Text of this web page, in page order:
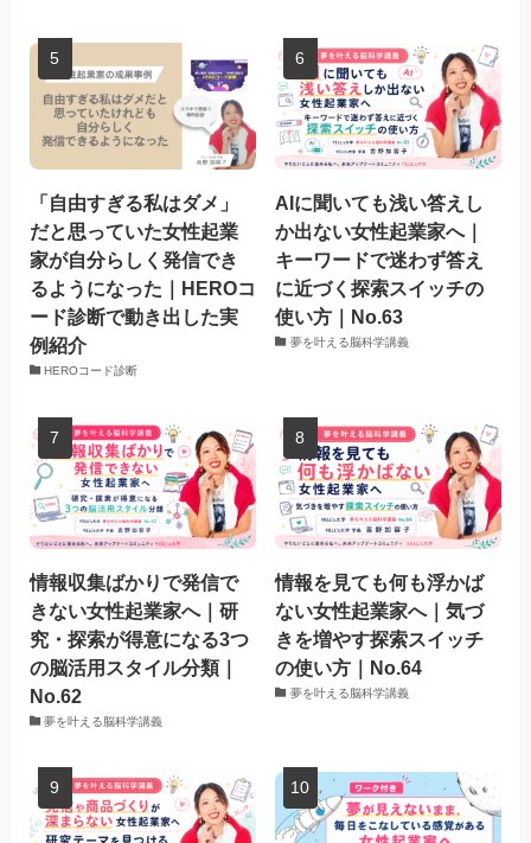
「自由すぎる私はダメ」
だと思っていた女性起業
家が自分らしく発信でき
るようになった｜HEROコ
ード診断で動き出した実
例紹介
HEROコード診断
AIに聞いても浅い答えし
か出ない女性起業家へ｜
キーワードで迷わず答え
に近づく探索スイッチの
使い方｜No.63
夢を叶える脳科学講義
情報収集ばかりで発信で
きない女性起業家へ｜研
究・探索が得意になる3つ
の脳活用スタイル分類｜
No.62
夢を叶える脳科学講義
情報を見ても何も浮かば
ない女性起業家へ｜気づ
きを増やす探索スイッチ
の使い方｜No.64
夢を叶える脳科学講義